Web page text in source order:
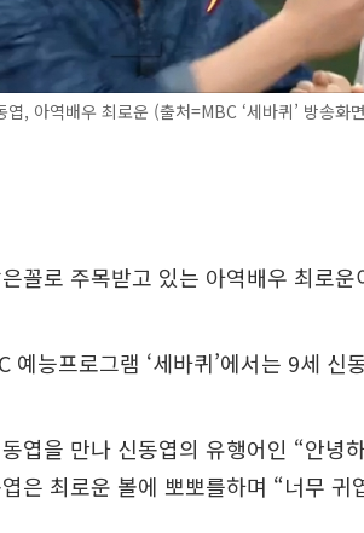
, 아역배우 최로운 (출처=MBC ‘세바퀴’ 방송화
꼴로 주목받고 있는 아역배우 최로
예능프로그램 ‘세바퀴’에서는 9세 신
엽을 만나 신동엽의 유행어인 “안녕
은 최로운 볼에 뽀뽀를하며 “너무 귀